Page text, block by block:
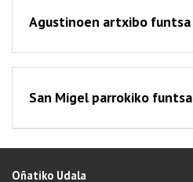
Agustinoen artxibo funtsa
San Migel parrokiko funtsa
Oñatiko Udala